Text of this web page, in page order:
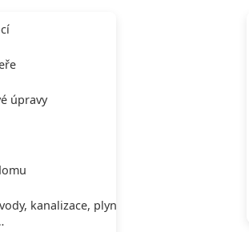
úpravy
kanalizace, plynu,